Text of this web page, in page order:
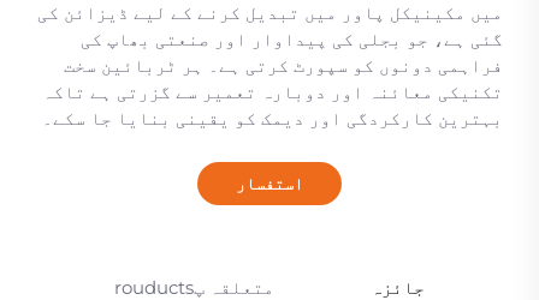
میں مکینیکل پاور میں تبدیل کرنے کے لیے ڈیزائن کی
گئی ہے، جو بجلی کی پیداوار اور صنعتی بھاپ کی
فراہمی دونوں کو سپورٹ کرتی ہے۔ ہر ٹربائین سخت
تکنیکی معائنہ اور دوبارہ تعمیر سے گزرتی ہے تاکہ
بہترین کارکردگی اور دیمک کو یقینی بنایا جا سکے۔
استفسار
جائزہ متعلقہ پrouducts